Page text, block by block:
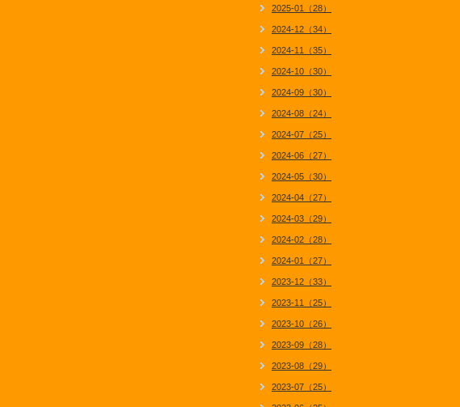
2025-01（28）
2024-12（34）
2024-11（35）
2024-10（30）
2024-09（30）
2024-08（24）
2024-07（25）
2024-06（27）
2024-05（30）
2024-04（27）
2024-03（29）
2024-02（28）
2024-01（27）
2023-12（33）
2023-11（25）
2023-10（26）
2023-09（28）
2023-08（29）
2023-07（25）